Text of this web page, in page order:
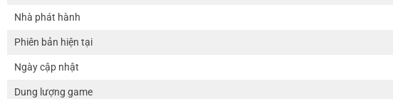
Nhà phát hành
Phiên bản hiện tại
Ngày cập nhật
Dung lượng game